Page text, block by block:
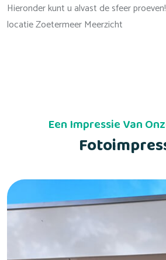
Hieronder kunt u alvast de sfeer
locatie Zoetermeer Meerzicht
Een Impressie Van